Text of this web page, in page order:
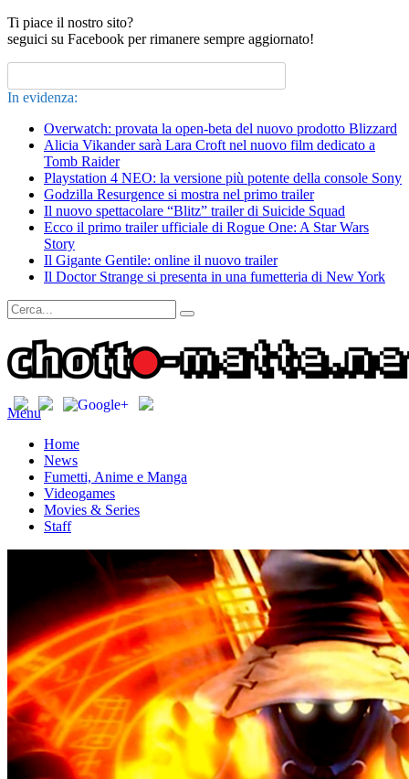
Ti piace il nostro sito?
seguici su Facebook per rimanere sempre aggiornato!
In evidenza:
Overwatch: provata la open-beta del nuovo prodotto Blizzard
Alicia Vikander sarà Lara Croft nel nuovo film dedicato a
Tomb Raider
Playstation 4 NEO: la versione più potente della console Sony
Godzilla Resurgence si mostra nel primo trailer
Il nuovo spettacolare “Blitz” trailer di Suicide Squad
Ecco il primo trailer ufficiale di Rogue One: A Star Wars
Story
Il Gigante Gentile: online il nuovo trailer
Il Doctor Strange si presenta in una fumetteria di New York
Menu
Home
News
Fumetti, Anime e Manga
Videogames
Movies & Series
Staff